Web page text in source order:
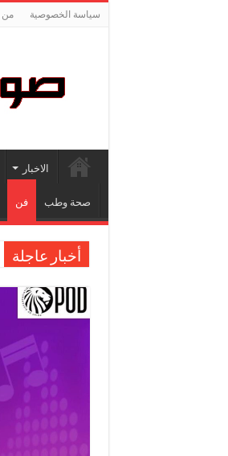
سياسة الخصوصية من
الاخبار
صحة وطب فن
أخبار عاجلة